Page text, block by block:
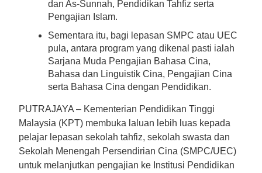
dan As-Sunnah, Pendidikan Tahfiz serta
Pengajian Islam.
Sementara itu, bagi lepasan SMPC atau UEC
pula, antara program yang dikenal pasti ialah
Sarjana Muda Pengajian Bahasa Cina,
Bahasa dan Linguistik Cina, Pengajian Cina
serta Bahasa Cina dengan Pendidikan.
PUTRAJAYA – Kementerian Pendidikan Tinggi
Malaysia (KPT) membuka laluan lebih luas kepada
pelajar lepasan sekolah tahfiz, sekolah swasta dan
Sekolah Menengah Persendirian Cina (SMPC/UEC)
untuk melanjutkan pengajian ke Institusi Pendidikan